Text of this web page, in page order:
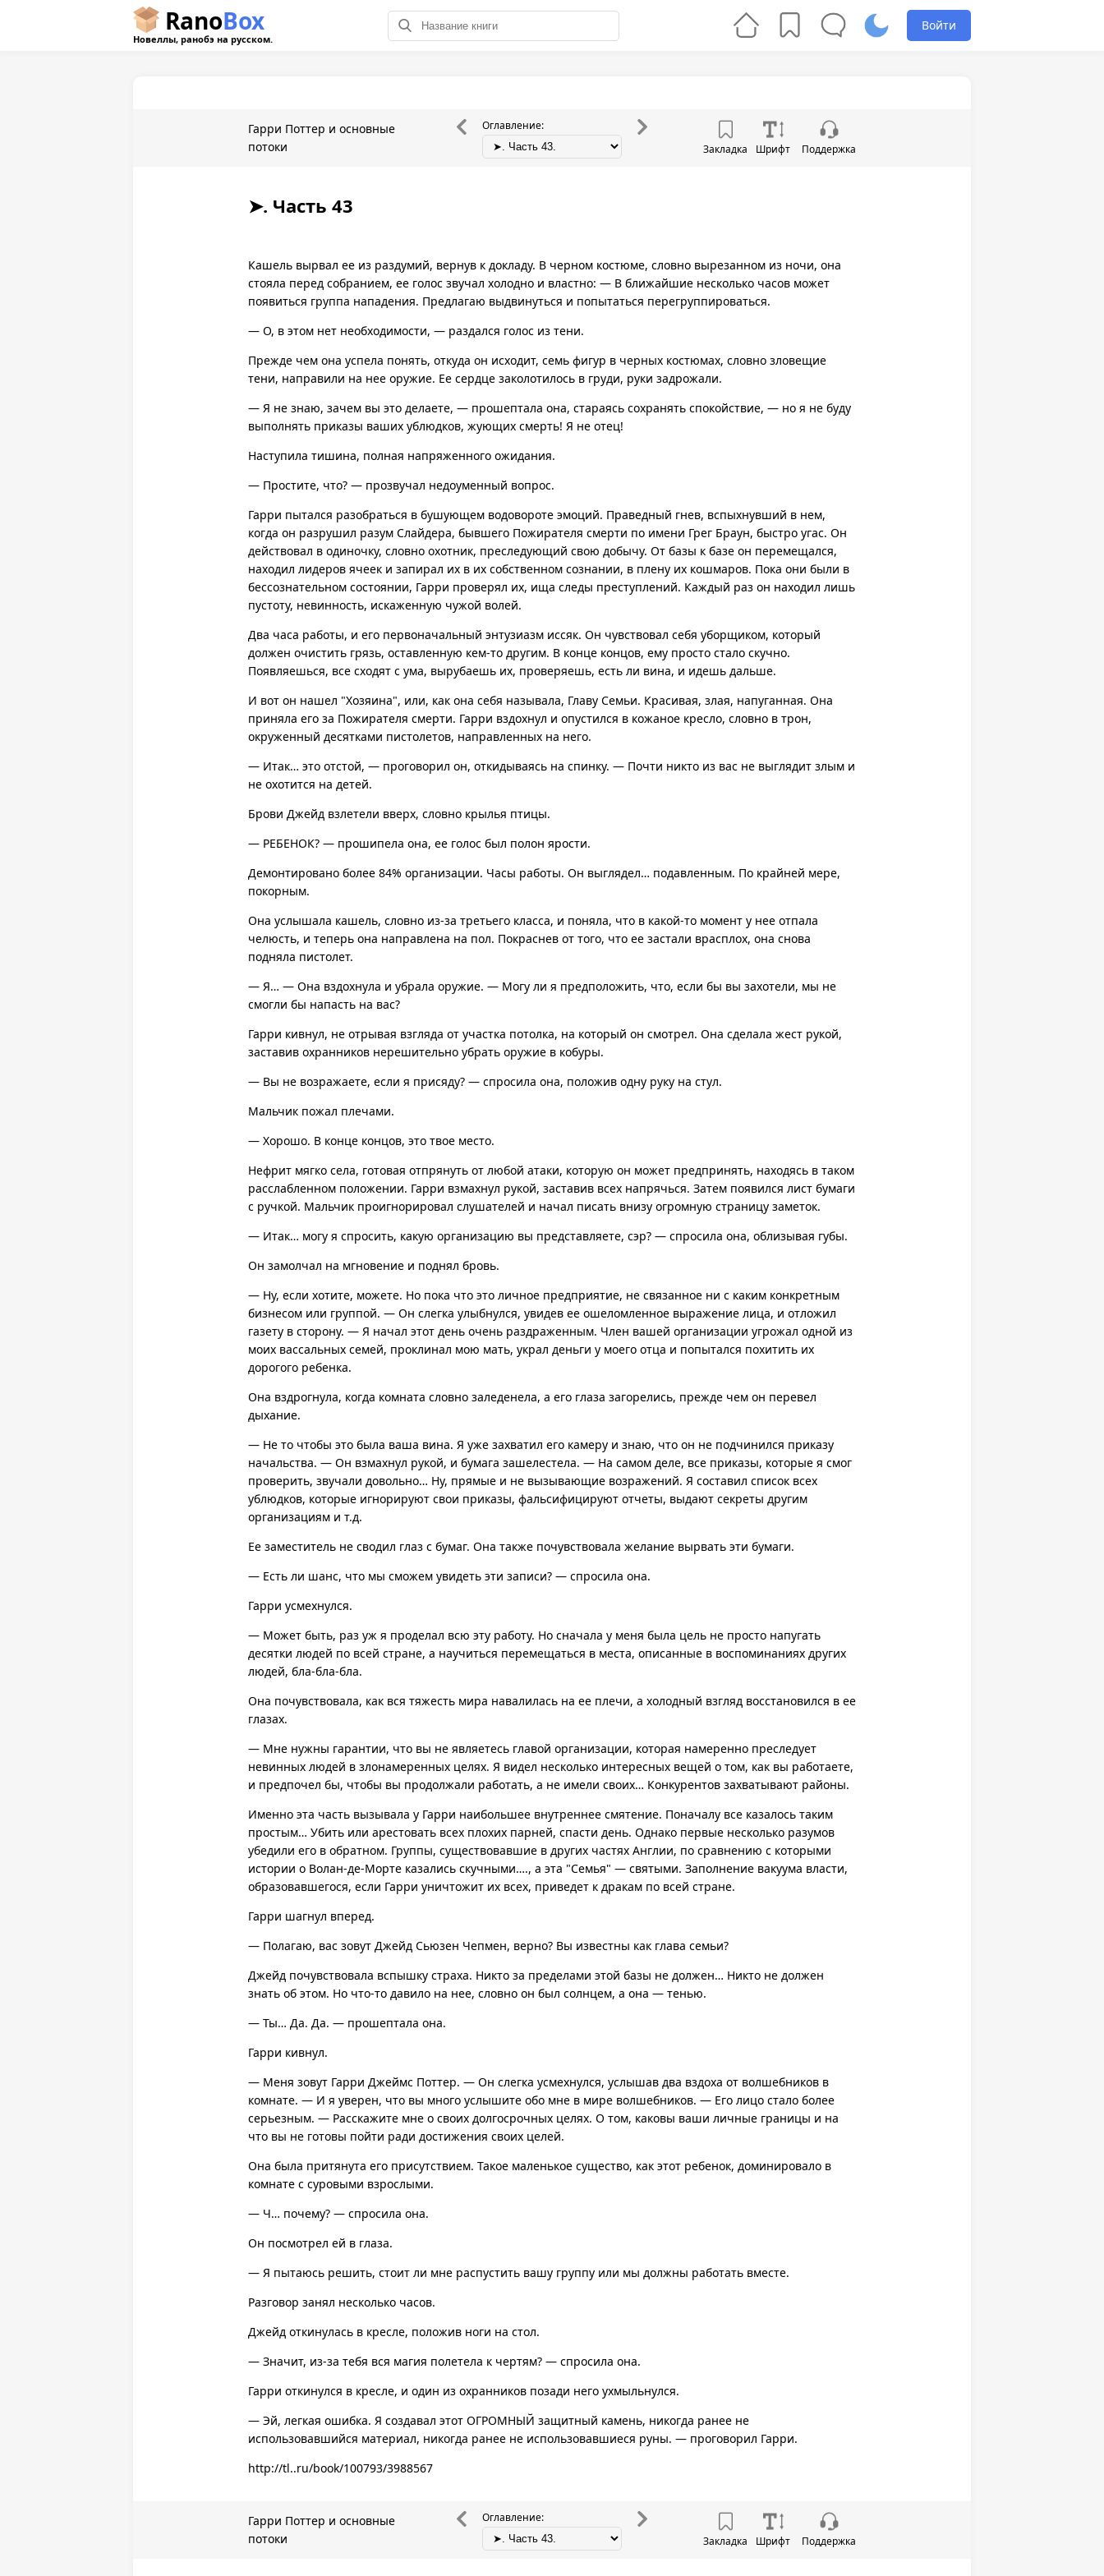
RanoBox
Новеллы, ранобэ на русском.
Войти
Гарри Поттер и основные
потоки
Оглавление:
Закладка
Шрифт Поддержка
➤. Часть 43
Кашель вырвал ее из раздумий, вернув к докладу. В черном костюме, словно вырезанном из ночи, она
стояла перед собранием, ее голос звучал холодно и властно: — В ближайшие несколько часов может
появиться группа нападения. Предлагаю выдвинуться и попытаться перегруппироваться.
— О, в этом нет необходимости, — раздался голос из тени.
Прежде чем она успела понять, откуда он исходит, семь фигур в черных костюмах, словно зловещие
тени, направили на нее оружие. Ее сердце заколотилось в груди, руки задрожали.
— Я не знаю, зачем вы это делаете, — прошептала она, стараясь сохранять спокойствие, — но я не буду
выполнять приказы ваших ублюдков, жующих смерть! Я не отец!
Наступила тишина, полная напряженного ожидания.
— Простите, что? — прозвучал недоуменный вопрос.
Гарри пытался разобраться в бушующем водовороте эмоций. Праведный гнев, вспыхнувший в нем,
когда он разрушил разум Слайдера, бывшего Пожирателя смерти по имени Грег Браун, быстро угас. Он
действовал в одиночку, словно охотник, преследующий свою добычу. От базы к базе он перемещался,
находил лидеров ячеек и запирал их в их собственном сознании, в плену их кошмаров. Пока они были в
бессознательном состоянии, Гарри проверял их, ища следы преступлений. Каждый раз он находил лишь
пустоту, невинность, искаженную чужой волей.
Два часа работы, и его первоначальный энтузиазм иссяк. Он чувствовал себя уборщиком, который
должен очистить грязь, оставленную кем-то другим. В конце концов, ему просто стало скучно.
Появляешься, все сходят с ума, вырубаешь их, проверяешь, есть ли вина, и идешь дальше.
И вот он нашел "Хозяина", или, как она себя называла, Главу Семьи. Красивая, злая, напуганная. Она
приняла его за Пожирателя смерти. Гарри вздохнул и опустился в кожаное кресло, словно в трон,
окруженный десятками пистолетов, направленных на него.
— Итак… это отстой, — проговорил он, откидываясь на спинку. — Почти никто из вас не выглядит злым и
не охотится на детей.
Брови Джейд взлетели вверх, словно крылья птицы.
— РЕБЕНОК? — прошипела она, ее голос был полон ярости.
Демонтировано более 84% организации. Часы работы. Он выглядел… подавленным. По крайней мере,
покорным.
Она услышала кашель, словно из-за третьего класса, и поняла, что в какой-то момент у нее отпала
челюсть, и теперь она направлена на пол. Покраснев от того, что ее застали врасплох, она снова
подняла пистолет.
— Я… — Она вздохнула и убрала оружие. — Могу ли я предположить, что, если бы вы захотели, мы не
смогли бы напасть на вас?
Гарри кивнул, не отрывая взгляда от участка потолка, на который он смотрел. Она сделала жест рукой,
заставив охранников нерешительно убрать оружие в кобуры.
— Вы не возражаете, если я присяду? — спросила она, положив одну руку на стул.
Мальчик пожал плечами.
— Хорошо. В конце концов, это твое место.
Нефрит мягко села, готовая отпрянуть от любой атаки, которую он может предпринять, находясь в таком
расслабленном положении. Гарри взмахнул рукой, заставив всех напрячься. Затем появился лист бумаги
с ручкой. Мальчик проигнорировал слушателей и начал писать внизу огромную страницу заметок.
— Итак… могу я спросить, какую организацию вы представляете, сэр? — спросила она, облизывая губы.
Он замолчал на мгновение и поднял бровь.
— Ну, если хотите, можете. Но пока что это личное предприятие, не связанное ни с каким конкретным
бизнесом или группой. — Он слегка улыбнулся, увидев ее ошеломленное выражение лица, и отложил
газету в сторону. — Я начал этот день очень раздраженным. Член вашей организации угрожал одной из
моих вассальных семей, проклинал мою мать, украл деньги у моего отца и попытался похитить их
дорогого ребенка.
Она вздрогнула, когда комната словно заледенела, а его глаза загорелись, прежде чем он перевел
дыхание.
— Не то чтобы это была ваша вина. Я уже захватил его камеру и знаю, что он не подчинился приказу
начальства. — Он взмахнул рукой, и бумага зашелестела. — На самом деле, все приказы, которые я смог
проверить, звучали довольно… Ну, прямые и не вызывающие возражений. Я составил список всех
ублюдков, которые игнорируют свои приказы, фальсифицируют отчеты, выдают секреты другим
организациям и т.д.
Ее заместитель не сводил глаз с бумаг. Она также почувствовала желание вырвать эти бумаги.
— Есть ли шанс, что мы сможем увидеть эти записи? — спросила она.
Гарри усмехнулся.
— Может быть, раз уж я проделал всю эту работу. Но сначала у меня была цель не просто напугать
десятки людей по всей стране, а научиться перемещаться в места, описанные в воспоминаниях других
людей, бла-бла-бла.
Она почувствовала, как вся тяжесть мира навалилась на ее плечи, а холодный взгляд восстановился в ее
глазах.
— Мне нужны гарантии, что вы не являетесь главой организации, которая намеренно преследует
невинных людей в злонамеренных целях. Я видел несколько интересных вещей о том, как вы работаете,
и предпочел бы, чтобы вы продолжали работать, а не имели своих… Конкурентов захватывают районы.
Именно эта часть вызывала у Гарри наибольшее внутреннее смятение. Поначалу все казалось таким
простым… Убить или арестовать всех плохих парней, спасти день. Однако первые несколько разумов
убедили его в обратном. Группы, существовавшие в других частях Англии, по сравнению с которыми
истории о Волан-де-Морте казались скучными…., а эта "Семья" — святыми. Заполнение вакуума власти,
образовавшегося, если Гарри уничтожит их всех, приведет к дракам по всей стране.
Гарри шагнул вперед.
— Полагаю, вас зовут Джейд Сьюзен Чепмен, верно? Вы известны как глава семьи?
Джейд почувствовала вспышку страха. Никто за пределами этой базы не должен… Никто не должен
знать об этом. Но что-то давило на нее, словно он был солнцем, а она — тенью.
— Ты… Да. Да. — прошептала она.
Гарри кивнул.
— Меня зовут Гарри Джеймс Поттер. — Он слегка усмехнулся, услышав два вздоха от волшебников в
комнате. — И я уверен, что вы много услышите обо мне в мире волшебников. — Его лицо стало более
серьезным. — Расскажите мне о своих долгосрочных целях. О том, каковы ваши личные границы и на
что вы не готовы пойти ради достижения своих целей.
Она была притянута его присутствием. Такое маленькое существо, как этот ребенок, доминировало в
комнате с суровыми взрослыми.
— Ч… почему? — спросила она.
Он посмотрел ей в глаза.
— Я пытаюсь решить, стоит ли мне распустить вашу группу или мы должны работать вместе.
Разговор занял несколько часов.
Джейд откинулась в кресле, положив ноги на стол.
— Значит, из-за тебя вся магия полетела к чертям? — спросила она.
Гарри откинулся в кресле, и один из охранников позади него ухмыльнулся.
— Эй, легкая ошибка. Я создавал этот ОГРОМНЫЙ защитный камень, никогда ранее не
использовавшийся материал, никогда ранее не использовавшиеся руны. — проговорил Гарри.
http://tl..ru/book/100793/3988567
Гарри Поттер и основные
потоки
Оглавление:
Закладка
Шрифт Поддержка